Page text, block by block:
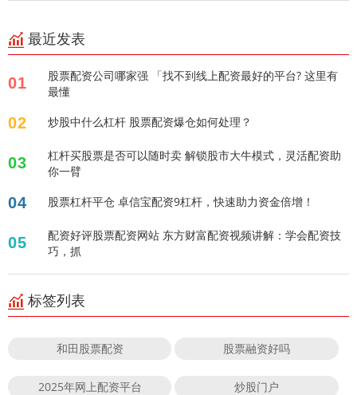
最近发表
01
股票配资公司哪家强 「找不到线上配资最好的平台? 这里有
最懂
02 炒股中什么杠杆 股票配资爆仓如何处理？
03
杠杆买股票是否可以随时卖 解锁股市大牛模式，灵活配资助
你一臂
04 股票杠杆平仓 卓信宝配资9杠杆，快速助力资金倍增！
05
配资好评股票配资网站 东方财富配资视频讲解：学会配资技
巧，抓
标签列表
和田股票配资 股票融资好吗
2025年网上配资平台 炒股门户